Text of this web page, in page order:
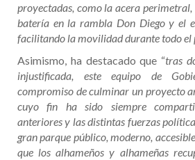
proyectadas, como la acera
batería en la rambla Don Diego y el
facilitando la movilidad durante todo el
Asimismo, ha destacado que “tras
injustificada, este equipo de
compromiso de culminar un proyecto
cuyo fin ha sido siempre
anteriores y las distintas fuerzas
gran parque público, moderno,
que los alhameños y alhameñas